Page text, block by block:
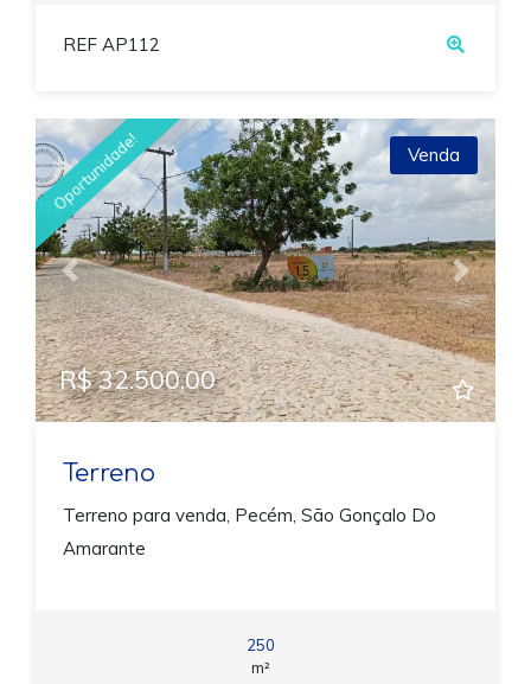
REF AP112
Previous Next
Oportunidade! Venda
R$ 32.500,00
Terreno
Terreno para venda, Pecém, São Gonçalo Do
Amarante
250
m²